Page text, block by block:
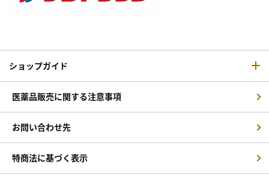
ショップガイド
医薬品販売に関する注意事項
お問い合わせ先
特商法に基づく表示